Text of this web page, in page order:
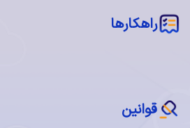
سرور فیزیکی اختصاصی (MaaS)
نرم‌افزار ابری (SaaS)
‌‌راهکارها
ابر خصوصی چکاوک
قوانین